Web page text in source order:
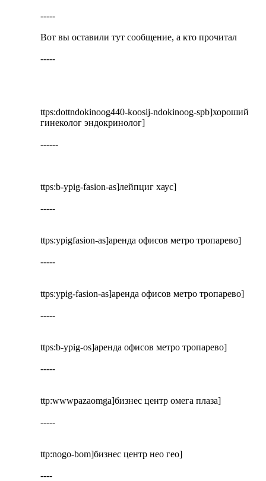
-----
Вот вы оставили тут сообщение, а кто прочитал
-----
ttps:dottndokinoog440-koosij-ndokinoog-spb]хороший
гинеколог эндокринолог]
------
ttps:b-ypig-fasion-as]лейпциг хаус]
-----
ttps:ypigfasion-as]аренда офисов метро тропарево]
-----
ttps:ypig-fasion-as]аренда офисов метро тропарево]
-----
ttps:b-ypig-os]аренда офисов метро тропарево]
-----
ttp:wwwpazaomga]бизнес центр омега плаза]
-----
ttp:nogo-bom]бизнес центр нео гео]
----